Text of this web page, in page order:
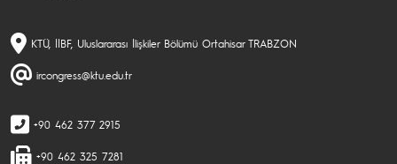
KTÜ, İİBF, Uluslararası İlişkiler Bölümü Ortahisar TRABZON
ircongress@ktu.edu.tr
+90 462 377 2915
+90 462 325 7281